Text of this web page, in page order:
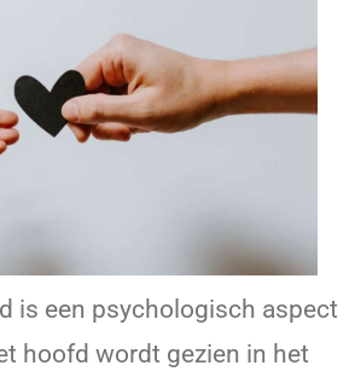
is een psychologisch aspect
hoofd wordt gezien in het